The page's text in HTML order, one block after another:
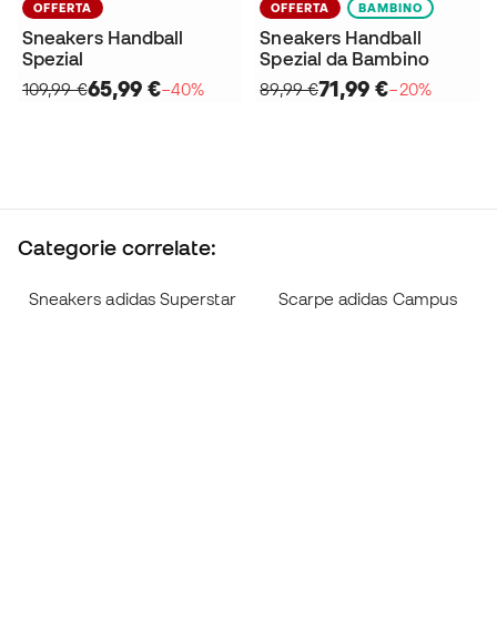
OFFERTA
Sneakers Handball
Spezial
109,99 €65,99 €−40%
OFFERTA BAMBINO
Sneakers Handball
Spezial da Bambino
89,99 €71,99 €−20%
Categorie correlate:
Sneakers adidas Superstar Scarpe adidas Campus